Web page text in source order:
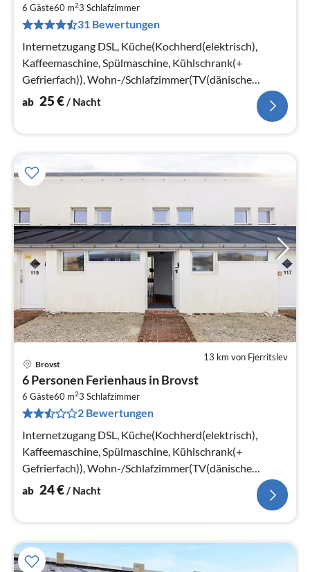
6 Gäste60 m23 Schlafzimmer
31 Bewertungen
Internetzugang DSL, Küche(Kochherd(elektrisch),
Kaffeemaschine, Spülmaschine, Kühlschrank(+
Gefrierfach)), Wohn-/Schlafzimmer(TV(dänische
Fernsehsender)), Schlafzimmer(Doppelbett)
ab 25€/ Nacht
13 km von Fjerritslev
Brovst
6 Personen Ferienhaus in Brovst
6 Gäste60 m23 Schlafzimmer
2 Bewertungen
Internetzugang DSL, Küche(Kochherd(elektrisch),
Kaffeemaschine, Spülmaschine, Kühlschrank(+
Gefrierfach)), Wohn-/Schlafzimmer(TV(dänische
Fernsehsender)), Schlafzimmer(Doppelbett)
ab 24€/ Nacht